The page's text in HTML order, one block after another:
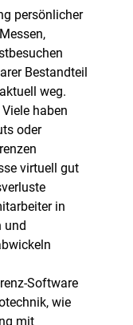
persönlicher
Bestandteil
weg.
haben
oder
virtuell gut
in
und
Software
wie
mit